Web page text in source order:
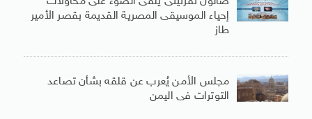
إحياء الموسيقى المصرية القديمة بقصر الأمير
طاز
مجلس الأمن يُعرب عن قلقه بشأن تصاعد
التوترات فى اليمن